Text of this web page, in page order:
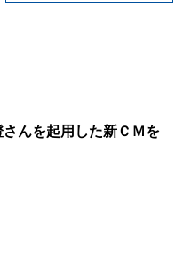
んを起用した新ＣＭを